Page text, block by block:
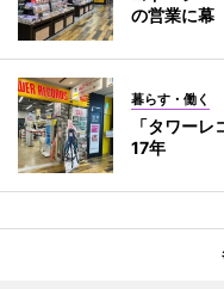
の営業に幕
暮らす・働く
「タワー
17年